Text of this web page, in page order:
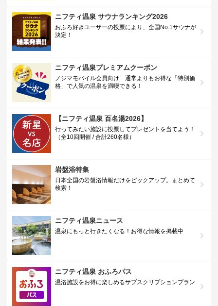
ニフティ温泉 サウナランキング2026
おふろ好きユーザーの投票により、全国No.1サウナが
決定！
ニフティ温泉プレミアムクーポン
ノジマモバイル会員向け 通常よりもお得な「特別価
格」で人気の温泉を満喫できる！
【ニフティ温泉 百名湯2026】
行ってみたい施設に投票してプレゼントを当てよう！
（全10回開催 / 合計260名様）
岩盤浴特集
日本全国の岩盤浴情報だけをピックアップ。まとめて
検索！
ニフティ温泉ニュース
温泉にもっと行きたくなる！お得な情報を掲載中
ニフティ温泉 おふろパス
温浴施設をお得に楽しめるサブスクリプションプラン